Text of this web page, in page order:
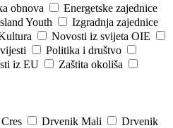
obnova
Energetske zajednice
Youth
Izgradnja zajednice
Novosti iz svijeta OIE
Politika i društvo
iz EU Zaštita okoliša
Cres Drvenik Mali
Drvenik